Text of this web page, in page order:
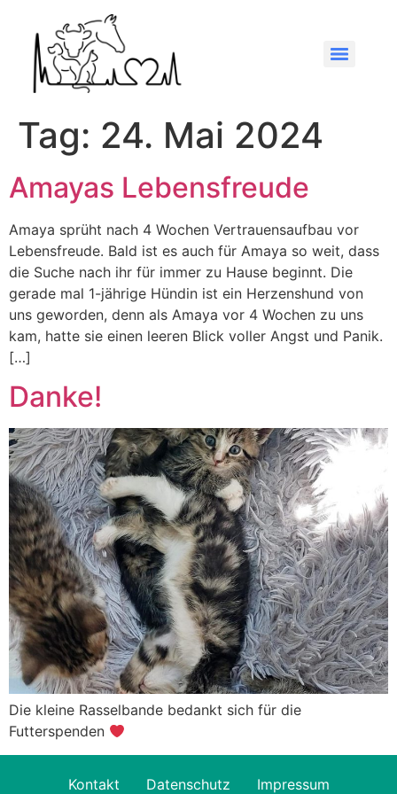
Tag: 24. Mai 2024
Amayas Lebensfreude
Amaya sprüht nach 4 Wochen Vertrauensaufbau vor
Lebensfreude. Bald ist es auch für Amaya so weit, dass
die Suche nach ihr für immer zu Hause beginnt. Die
gerade mal 1-jährige Hündin ist ein Herzenshund von
uns geworden, denn als Amaya vor 4 Wochen zu uns
kam, hatte sie einen leeren Blick voller Angst und Panik.
[…]
Danke!
Die kleine Rasselbande bedankt sich für die
Futterspenden
Kontakt Datenschutz Impressum